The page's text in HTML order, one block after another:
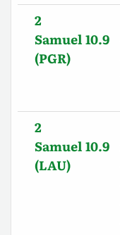
2
Samuel 10.9
(PGR)
2
Samuel 10.9
(LAU)